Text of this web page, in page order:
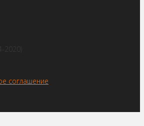
соглашение